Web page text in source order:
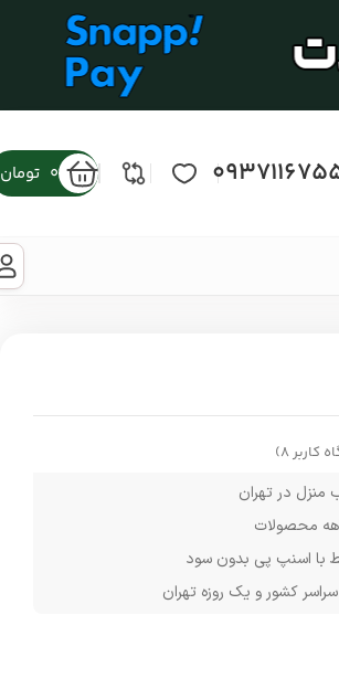
0 تومان
کاربر8
)
منزل در تهران
کشور و یک روزه تهران